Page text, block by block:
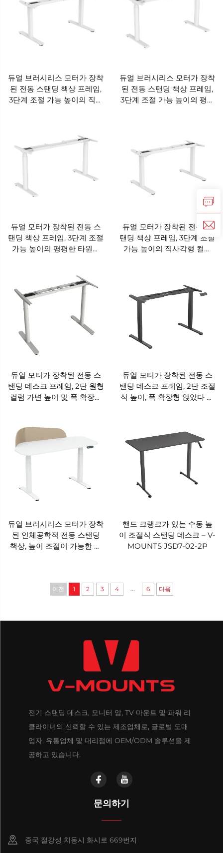
듀얼 브러시리스 모터가 장착
된 전동 스탠딩 책상 프레임,
3단계 조절 가능 높이의 직사
듀얼 브러시리스 모터가 장착
된 전동 스탠딩 책상 프레임,
3단계 조절 가능 높이의 평평
듀얼 모터가 장착된 전동 스
탠딩 책상 프레임, 3단계 조절
가능 높이의 평평한 타원형
듀얼 모터가 장착된 전동 스
탠딩 책상 프레임, 3단계 조절
가능 높이의 직사각형 컬럼
듀얼 모터가 장착된 전동 스
탠딩 데스크 프레임, 2단 원형
컬럼 가변 높이 및 폭 확장형
듀얼 모터가 장착된 전동 스
탠딩 데스크 프레임, 2단 조절
식 높이, 폭 확장형 앉았다 일
듀얼 브러시리스 모터가 장착
된 인체공학적 전동 스탠딩
책상, 높이 조절이 가능한 앉
핸드 크랭크가 있는 수동 높
이 조절식 스탠딩 데스크 – V-
MOUNTS JSD7-02-2P
이전 1 2 3 4 ... 6 다음
전기 스탠딩 데스크, 모니터 암, TV 마운트 및 파워 리
클라이너의 신뢰할 수 있는 제조업체로, 글로벌 도매
업자, 유통업체 및 대리점에 OEM/ODM 솔루션을 제
공하고 있습니다.
문의하기
중국 절강성 치동시 화시로 669번지